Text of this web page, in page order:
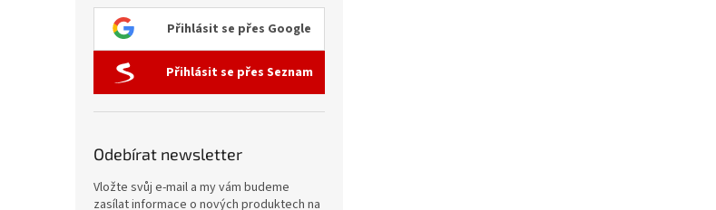
Přihlásit se přes Google
Přihlásit se přes Seznam
Odebírat newsletter
Vložte svůj e-mail a my vám budeme
zasílat informace o nových produktech na